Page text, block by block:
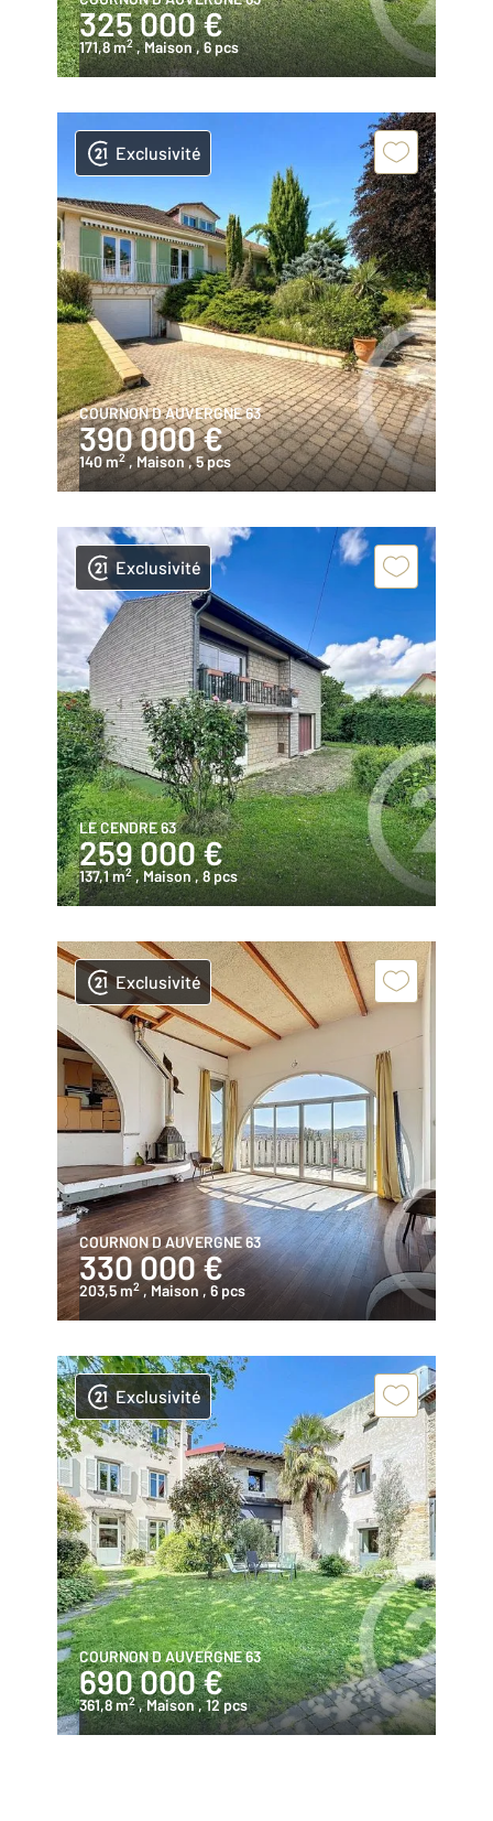
325 000 €
171,8 m2 , Maison, 6 pcs
Exclusivité
COURNON D AUVERGNE 63
390 000 €
140 m2 , Maison, 5 pcs
Exclusivité
LE CENDRE 63
259 000 €
137,1 m2 , Maison, 8 pcs
Exclusivité
COURNON D AUVERGNE 63
330 000 €
203,5 m2 , Maison , 6 pcs
Exclusivité
COURNON D AUVERGNE 63
690 000 €
361,8 m2 , Maison, 12 pcs